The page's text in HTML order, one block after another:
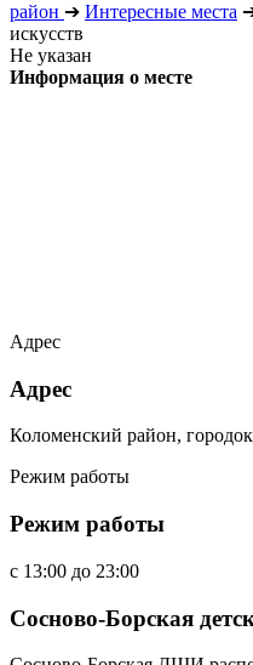
район ➔ Интересные места
искусств
Не указан
Информация о месте
Адрес
Адрес
Коломенский район,
Режим работы
Режим работы
c 13:00 до 23:00
Сосново-Борская